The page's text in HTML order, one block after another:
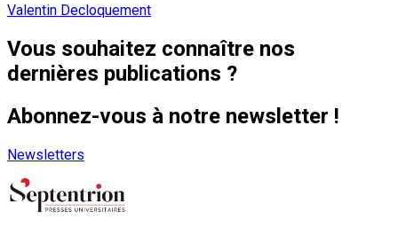
Valentin Decloquement
Vous souhaitez connaître nos
dernières publications ?
Abonnez-vous à notre newsletter !
Newsletters